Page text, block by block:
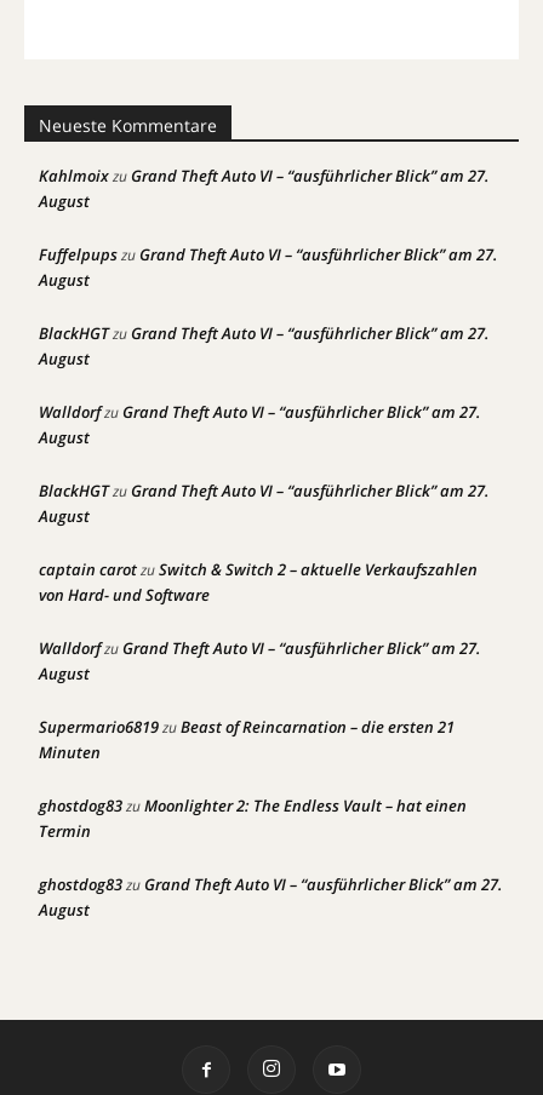
Neueste Kommentare
KahlmoixzuGrand Theft Auto VI – “ausführlicher Blick” am 27.
August
FuffelpupszuGrand Theft Auto VI – “ausführlicher Blick” am 27.
August
BlackHGTzuGrand Theft Auto VI – “ausführlicher Blick” am 27.
August
WalldorfzuGrand Theft Auto VI – “ausführlicher Blick” am 27.
August
BlackHGTzuGrand Theft Auto VI – “ausführlicher Blick” am 27.
August
captain carotzuSwitch & Switch 2 – aktuelle Verkaufszahlen
von Hard- und Software
WalldorfzuGrand Theft Auto VI – “ausführlicher Blick” am 27.
August
Supermario6819zuBeast of Reincarnation – die ersten 21
Minuten
ghostdog83zuMoonlighter 2: The Endless Vault – hat einen
Termin
ghostdog83zuGrand Theft Auto VI – “ausführlicher Blick” am 27.
August